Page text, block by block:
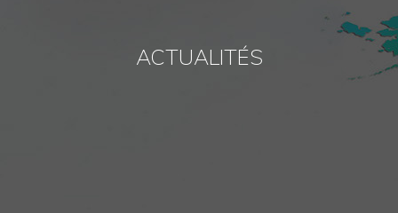
ACTUALITÉS
CONTACT